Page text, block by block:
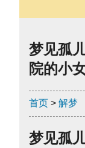
梦见孤
院的小
首页 > 解梦
梦见孤